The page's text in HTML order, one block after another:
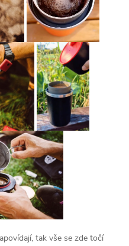
tak vše se zde točí